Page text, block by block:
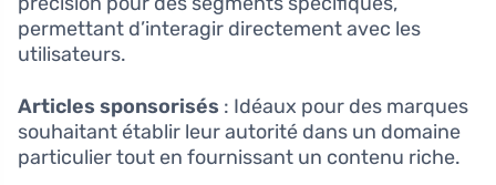
permettant d’interagir directement avec les
utilisateurs.
Articles sponsorisés : Idéaux pour des marques
souhaitant établir leur autorité dans un domaine
particulier tout en fournissant un contenu riche.